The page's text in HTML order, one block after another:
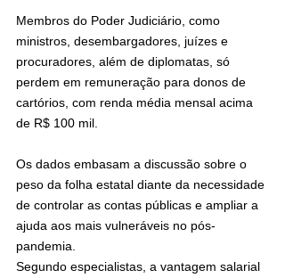
Membros do Poder Judiciário, como
ministros, desembargadores, juízes e
procuradores, além de diplomatas, só
perdem em remuneração para donos de
cartórios, com renda média mensal acima
de R$ 100 mil.
Os dados embasam a discussão sobre o
peso da folha estatal diante da necessidade
de controlar as contas públicas e ampliar a
ajuda aos mais vulneráveis no pós-
pandemia.
Segundo especialistas, a vantagem salarial